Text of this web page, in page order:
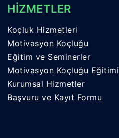
HİZMETLER
Koçluk Hizmetleri
Motivasyon Koçluğu
Eğitim ve Seminerler
Motivasyon Koçluğu
Kurumsal Hizmetler
Başvuru ve Kayıt Formu